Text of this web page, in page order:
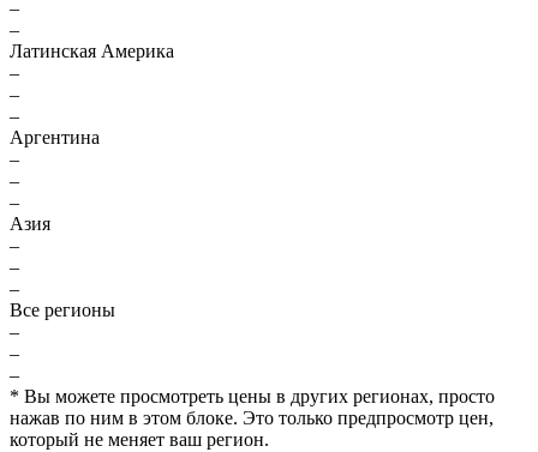
–
–
Латинская Америка
–
–
–
Аргентина
–
–
–
Азия
–
–
–
Все регионы
–
–
–
* Вы можете просмотреть цены в других регионах, просто
нажав по ним в этом блоке. Это только предпросмотр цен,
который не меняет ваш регион.
1,805